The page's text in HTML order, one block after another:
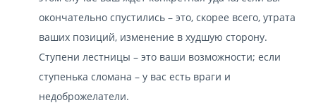
окончательно спустились – это, скорее всего, утрата
ваших позиций, изменение в худшую сторону.
Ступени лестницы – это ваши возможности; если
ступенька сломана – у вас есть враги и
недоброжелатели.